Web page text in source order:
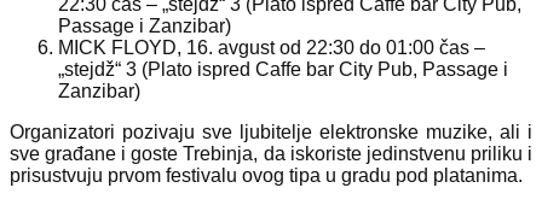
Passage i Zanzibar)
MICK FLOYD, 16. avgust od 22:30 do 01:00 čas –
„stejdž“ 3 (Plato ispred Caffe bar City Pub, Passage i
Zanzibar)
Organizatori pozivaju sve ljubitelje elektronske muzike, ali i
sve građane i goste Trebinja, da iskoriste jedinstvenu priliku i
prisustvuju prvom festivalu ovog tipa u gradu pod platanima.